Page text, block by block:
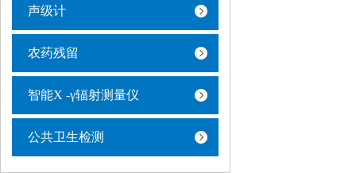
声级计
农药残留
智能X -γ辐射测量仪
公共卫生检测